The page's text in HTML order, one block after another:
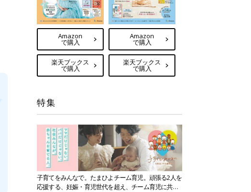
Amazon
で購入
楽天ブックス
で購入
Amazon
で購入
楽天ブックス
で購入
特集
子育てをみんなで。たまひよチーム育児。頑張る2人を
応援する、妊娠・育児世代を超え、チーム育児に共感